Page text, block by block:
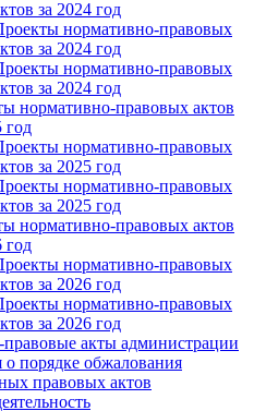
за 2024 год
нормативно-правовых
за 2024 год
нормативно-правовых
за 2024 год
нормативно-правовых актов
год
нормативно-правовых
за 2025 год
нормативно-правовых
за 2025 год
нормативно-правовых актов
год
нормативно-правовых
за 2026 год
нормативно-правовых
за 2026 год
акты администрации
порядке обжалования
правовых актов